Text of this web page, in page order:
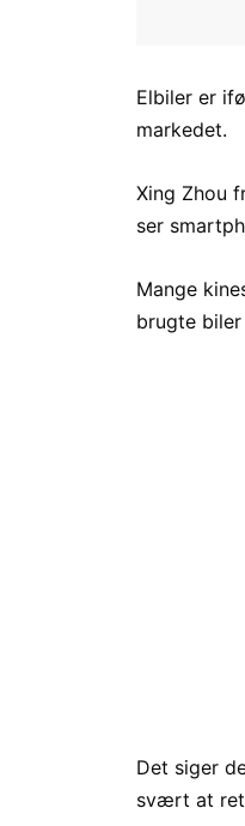
Elbiler er
markedet.
Xing Zhou
ser
Mange
brugte
Det siger
svært at